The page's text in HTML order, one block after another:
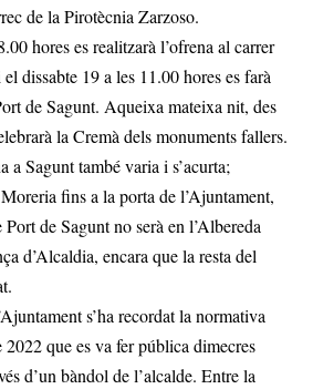
de la Pirotècnia Zarzoso.
hores es realitzarà l’ofrena al carrer
dissabte 19 a les 11.00 hores es farà
de Sagunt. Aqueixa mateixa nit, des
la Cremà dels monuments fallers.
a Sagunt també varia i s’acurta;
fins a la porta de l’Ajuntament,
de Sagunt no serà en l’Albereda
d’Alcaldia, encara que la resta del
s’ha recordat la normativa
2022 que es va fer pública dimecres
d’un bàndol de l’alcalde. Entre la